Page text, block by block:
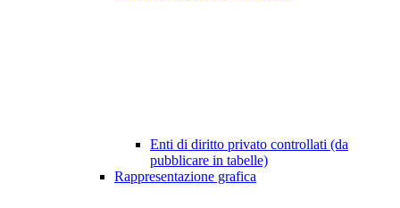
Enti di diritto privato controllati (da
pubblicare in tabelle)
Rappresentazione grafica